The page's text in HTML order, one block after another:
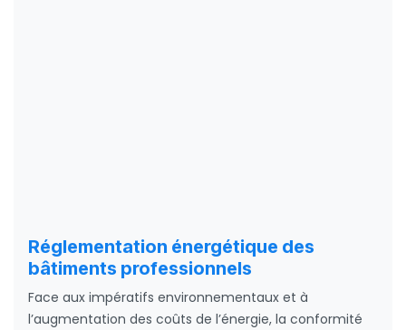
Réglementation énergétique des
bâtiments professionnels
Face aux impératifs environnementaux et à
l’augmentation des coûts de l’énergie, la conformité